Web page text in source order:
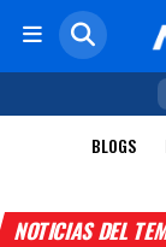
BLOGS
NOTICIAS DEL